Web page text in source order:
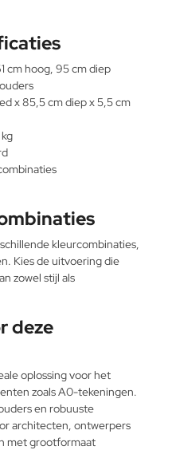
cm hoog, 95 cm diep
x 85,5 cm diep x 5,5 cm
kleurcombinaties,
Kies de uitvoering die
zowel stijl als
deze
oplossing voor het
zoals A0-tekeningen.
en robuuste
architecten, ontwerpers
met grootformaat